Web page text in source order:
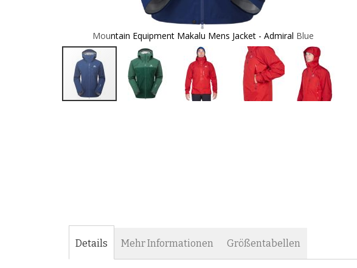
Mountain Equipment Makalu Mens Jacket - Admiral Blue
Details Mehr Informationen Größentabellen